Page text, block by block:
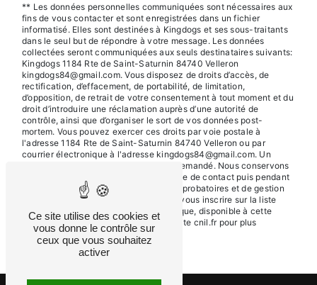
** Les données personnelles communiquées sont nécessaires aux
fins de vous contacter et sont enregistrées dans un fichier
informatisé. Elles sont destinées à Kingdogs et ses sous-traitants
dans le seul but de répondre à votre message. Les données
collectées seront communiquées aux seuls destinataires suivants:
Kingdogs 1184 Rte de Saint-Saturnin 84740 Velleron
kingdogs84@gmail.com. Vous disposez de droits d’accès, de
rectification, d’effacement, de portabilité, de limitation,
d’opposition, de retrait de votre consentement à tout moment et du
droit d’introduire une réclamation auprès d’une autorité de
contrôle, ainsi que d’organiser le sort de vos données post-
mortem. Vous pouvez exercer ces droits par voie postale à
l'adresse 1184 Rte de Saint-Saturnin 84740 Velleron ou par
courrier électronique à l'adresse kingdogs84@gmail.com. Un
justificatif d'identité pourra vous être demandé. Nous conservons
vos données pendant la période de prise de contact puis pendant
la durée de prescription légale aux fins probatoires et de gestion
des contentieux. Vous avez le droit de vous inscrire sur la liste
d'opposition au démarchage téléphonique, disponible à cette
adresse:Bloctel.gouv.fr. Consultez le site cnil.fr pour plus
d’informations sur vos droits.
Ce site utilise des cookies et
vous donne le contrôle sur
ceux que vous souhaitez
activer